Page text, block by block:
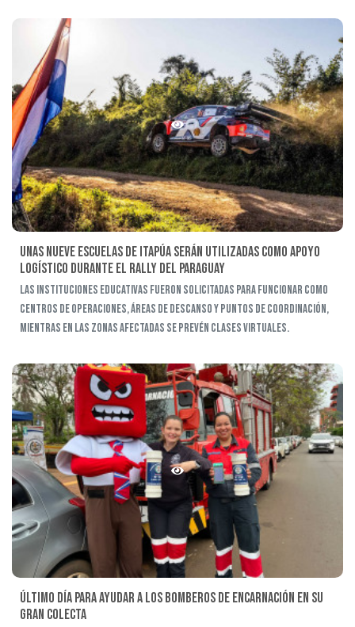
Unas nueve escuelas de Itapúa serán utilizadas como apoyo
logístico durante el Rally del Paraguay
Las instituciones educativas fueron solicitadas para funcionar como
centros de operaciones, áreas de descanso y puntos de coordinación,
mientras en las zonas afectadas se prevén clases virtuales.
Último día para ayudar a los Bomberos de Encarnación en su
Gran Colecta